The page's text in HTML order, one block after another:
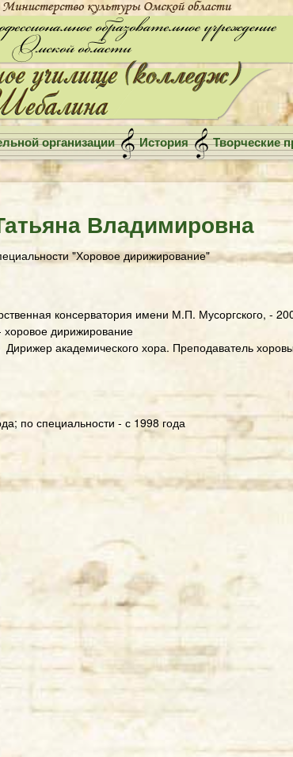
организации История Творческие
Владимировна
"Хоровое дирижирование"
консерватория имени М.П. Мусоргского, -
хоровое дирижирование
Дирижер академического хора. Преподаватель
по специальности - с 1998 года